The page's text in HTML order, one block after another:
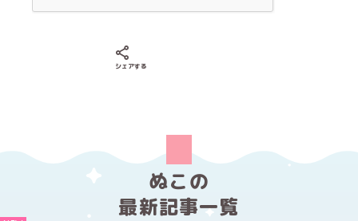
シェアする
ぬこの
最新記事一覧